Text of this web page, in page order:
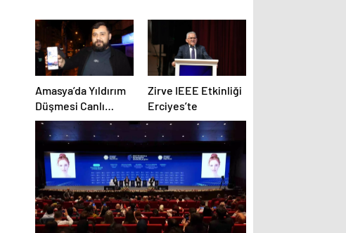
Amasya’da Yıldırım
Düşmesi Canlı
Yayında
Görüntülendi
Zirve IEEE Etkinliği
Erciyes’te